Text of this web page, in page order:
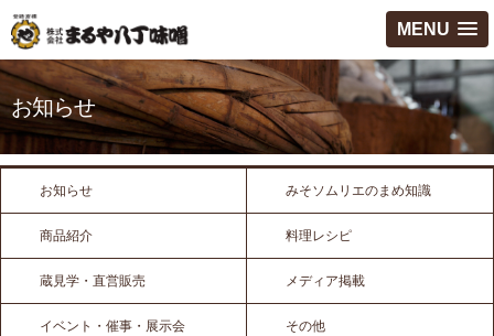
MENU
お知らせ
お知らせ みそソムリエのまめ知識
商品紹介 料理レシピ
蔵見学・直営販売 メディア掲載
イベント・催事・展示会 その他